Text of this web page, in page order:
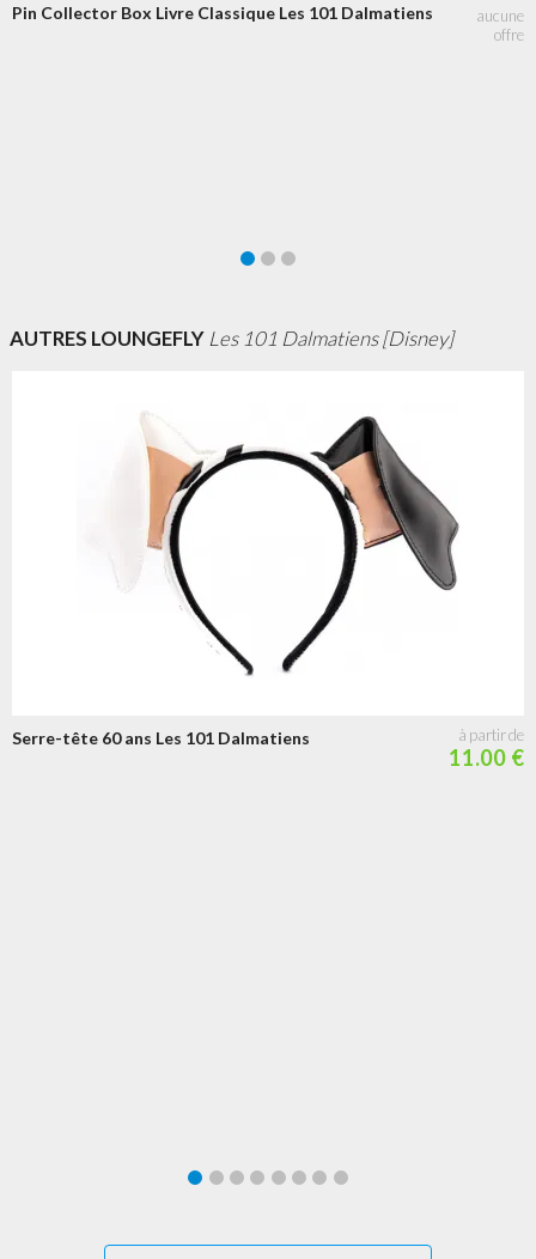
Pin Collector Box Livre Classique Les 101 Dalmatiens
AUTRES LOUNGEFLY Les 101 Dalmatiens [Disney]
Serre-tête 60 ans Les 101 Dalmatiens
11.00 €